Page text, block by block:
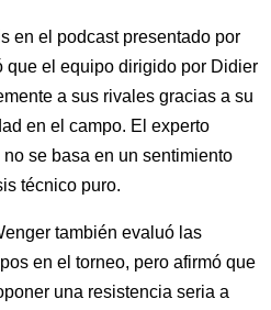
en el podcast presentado por
que el equipo dirigido por Didier
a sus rivales gracias a su
en el campo. El experto
se basa en un sentimiento
técnico puro.
también evaluó las
en el torneo, pero afirmó que
una resistencia seria a